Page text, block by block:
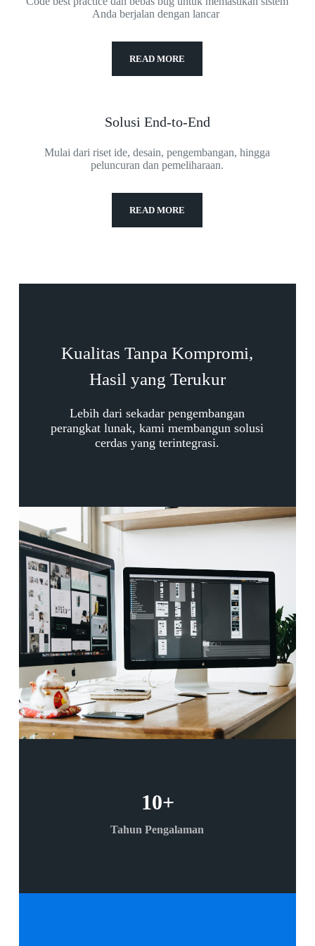
Anda berjalan dengan lancar
READ MORE
Solusi End-to-End
Mulai dari riset ide, desain, pengembangan, hingga
peluncuran dan pemeliharaan.
READ MORE
Kualitas Tanpa Kompromi,
Hasil yang Terukur
Lebih dari sekadar pengembangan
perangkat lunak, kami membangun solusi
cerdas yang terintegrasi.
Tahun Pengalaman
10+